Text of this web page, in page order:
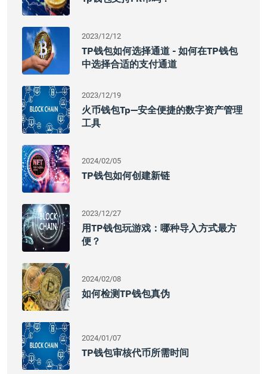
2023/12/12
TP钱包如何选择通道 - 如何在TP钱包
中选择合适的支付通道
2023/12/19
火币钱包tp—安全便捷的数字资产管理
工具
2024/02/05
TP钱包如何创建新链
2023/12/27
用TP钱包玩游戏：哪种导入方式最方
便？
2024/02/08
如何检测TP钱包真伪
2024/01/07
TP钱包审核代币所需时间